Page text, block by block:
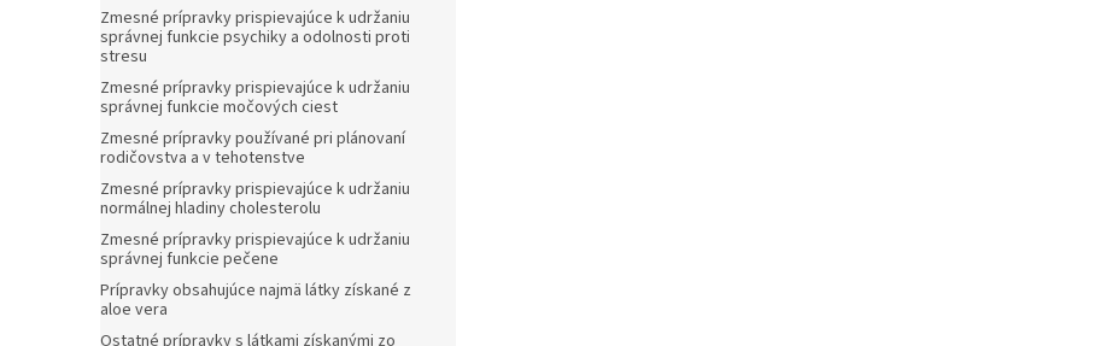
Zmesné prípravky prispievajúce k udržaniu
správnej funkcie psychiky a odolnosti proti
stresu
Zmesné prípravky prispievajúce k udržaniu
správnej funkcie močových ciest
Zmesné prípravky používané pri plánovaní
rodičovstva a v tehotenstve
Zmesné prípravky prispievajúce k udržaniu
normálnej hladiny cholesterolu
Zmesné prípravky prispievajúce k udržaniu
správnej funkcie pečene
Prípravky obsahujúce najmä látky získané z
aloe vera
Ostatné prípravky s látkami získanými zo